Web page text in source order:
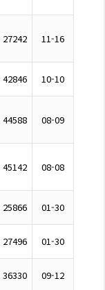
27242 11-16
42846 10-10
44588 08-09
45142 08-08
25866 01-30
27496 01-30
36330 09-12